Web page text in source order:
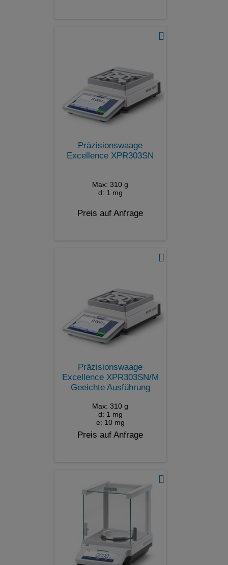
Präzisionswaage
Excellence XPR303SN
Max: 310 g
d: 1 mg
Preis auf Anfrage
Präzisionswaage
Excellence XPR303SN/M
Geeichte Ausführung
Max: 310 g
d: 1 mg
e: 10 mg
Preis auf Anfrage